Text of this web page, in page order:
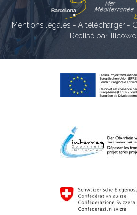
Mentions légales - A télécharger -
Réalisé par